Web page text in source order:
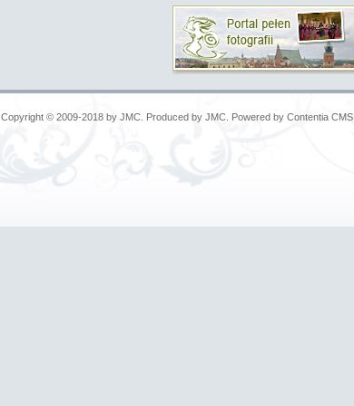
Copyright © 2009-2018 by JMC . Produced by JMC . Powered by Contentia CMS